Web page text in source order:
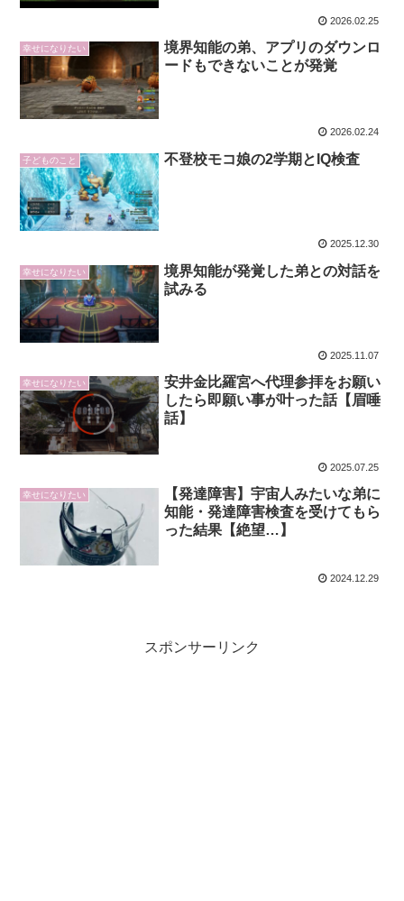
2026.02.25
幸せになりたい
境界知能の弟、アプリのダウンロ
ードもできないことが発覚
2026.02.24
子どものこと 不登校モコ娘の2学期とIQ検査
2025.12.30
幸せになりたい
境界知能が発覚した弟との対話を
試みる
2025.11.07
幸せになりたい
安井金比羅宮へ代理参拝をお願い
したら即願い事が叶った話【眉唾
話】
2025.07.25
幸せになりたい
【発達障害】宇宙人みたいな弟に
知能・発達障害検査を受けてもら
った結果【絶望…】
2024.12.29
スポンサーリンク